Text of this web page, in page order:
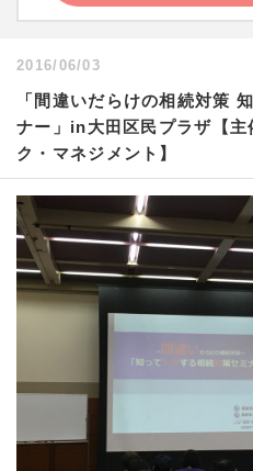
2016/06/03
「間違いだらけの相続対策
ナー」in大田区民プラザ【主
ク・マネジメント】